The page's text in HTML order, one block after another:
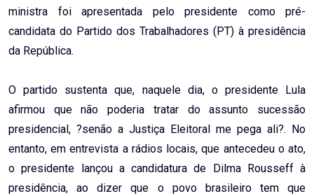
ministra foi apresentada pelo presidente como pré-
candidata do Partido dos Trabalhadores (PT) à presidência
da República.
O partido sustenta que, naquele dia, o presidente Lula
afirmou que não poderia tratar do assunto sucessão
presidencial, ?senão a Justiça Eleitoral me pega ali?. No
entanto, em entrevista a rádios locais, que antecedeu o ato,
o presidente lançou a candidatura de Dilma Rousseff à
presidência, ao dizer que o povo brasileiro tem que